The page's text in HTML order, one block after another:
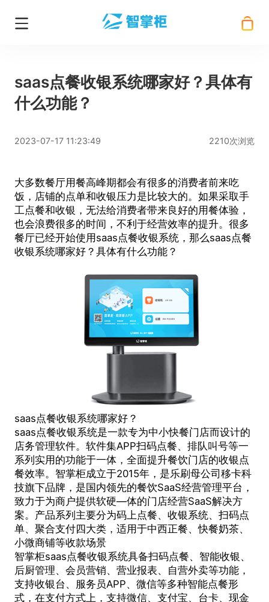
saas点餐收银系统哪家好？具体有
什么功能？
2023-07-17 11:23:49 2210次浏览
大多数餐厅用餐高峰期都会有很多的消费者前来吃
饭，店铺的点单和收银压力是比较大的。如果采取手
工点餐和收银，无法给消费者带来良好的用餐体验，
也会浪费很多的时间，不利于经营效率的提升。很多
餐厅已经开始使用 saas点餐收银系统，那么saas点餐
收银系统哪家好？具体有什么功能？
saas点餐收银系统哪家好？
saas点餐收银系统是一款专为中小快餐门店而设计的
店务管理软件。软件集APP扫码点餐、排队叫号等一
系列实用的功能于一体，全面提升餐饮门店的收银点
餐效率。智掌柜成立于2015年，是乐刷母公司移卡科
技旗下品牌，是国内领先的餐饮SaaS经营管理平台，
致力于为商户提供软硬—体的门店经营SaaS解决方
案。产品系列主要分为码上点餐、收银系统、扫码点
单、聚合支付四大类，适用于中西正餐、快餐奶茶、
小微商铺等收款场景
智掌柜saas点餐收银系统具备扫码点餐、智能收银、
后厨管理、会员营销、营业报表、自营外卖等功能，
支持收银台、服务员APP、微信等多种智能点餐形
式，在支付方式上，支持微信、支付宝、台卡、现金